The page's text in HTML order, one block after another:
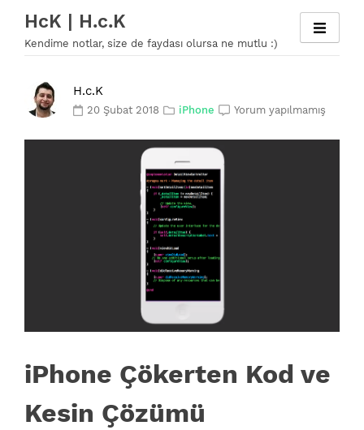
content
HcK | H.c.K
Kendime notlar, size de faydası olursa ne mutlu :)
H.c.K
20 Şubat 2018 iPhone Yorum yapılmamış
iPhone Çökerten Kod ve
Kesin Çözümü